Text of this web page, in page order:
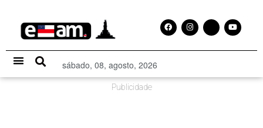
sábado, 08, agosto, 2026
Publicidade